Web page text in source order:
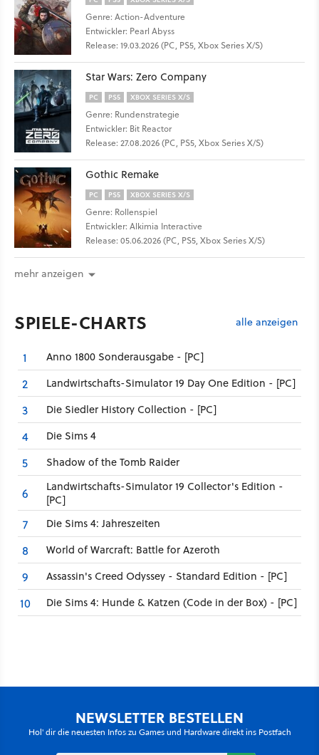
Genre: Action-Adventure
Entwickler: Pearl Abyss
Release: 19.03.2026 (PC, PS5, Xbox Series X/S)
Star Wars: Zero Company
PC PS5 XBOX SERIES X/S
Genre: Rundenstrategie
Entwickler: Bit Reactor
Release: 27.08.2026 (PC, PS5, Xbox Series X/S)
Gothic Remake
PC PS5 XBOX SERIES X/S
Genre: Rollenspiel
Entwickler: Alkimia Interactive
Release: 05.06.2026 (PC, PS5, Xbox Series X/S)
mehr anzeigen
SPIELE-CHARTS alle anzeigen
1 Anno 1800 Sonderausgabe - [PC]
2 Landwirtschafts-Simulator 19 Day One Edition - [PC]
3 Die Siedler History Collection - [PC]
4 Die Sims 4
5 Shadow of the Tomb Raider
6
Landwirtschafts-Simulator 19 Collector's Edition -
[PC]
7 Die Sims 4: Jahreszeiten
8 World of Warcraft: Battle for Azeroth
9 Assassin's Creed Odyssey - Standard Edition - [PC]
10 Die Sims 4: Hunde & Katzen (Code in der Box) - [PC]
NEWSLETTER BESTELLEN
Hol' dir die neuesten Infos zu Games und Hardware direkt ins Postfach